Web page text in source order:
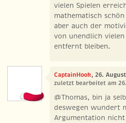
vielen Spielen
mathematisch
aber auch der
von unendlich
entfernt bleiben.
CaptainHook, 26.
zuletzt bearbeitet am
@Thomas, bin ja
deswegen wundert
Argumentation nicht